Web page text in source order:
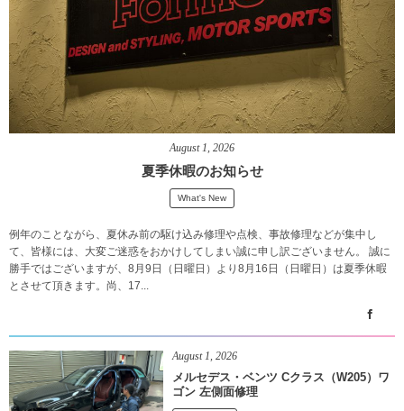
August 1, 2026
夏季休暇のお知らせ
What's New
例年のことながら、夏休み前の駆け込み修理や点検、事故修理などが集中し
て、皆様には、大変ご迷惑をおかけしてしまい誠に申し訳ございません。 誠に
勝手ではございますが、8月9日（日曜日）より8月16日（日曜日）は夏季休暇
とさせて頂きます。尚、17...
August 1,2026
メルセデス・ベンツ Cクラス（W205）ワ
ゴン 左側面修理